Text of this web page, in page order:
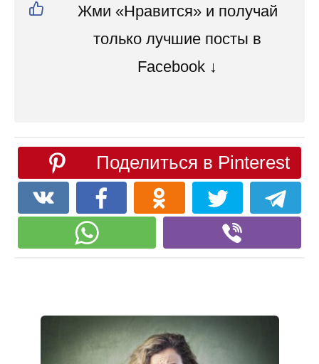
Жми «Нравится» и получай
только лучшие посты в
Facebook ↓
Поделиться в Pinterest